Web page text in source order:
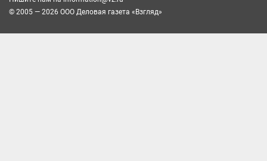
© 2005 — 2026 ООО Деловая газета «Взгляд»